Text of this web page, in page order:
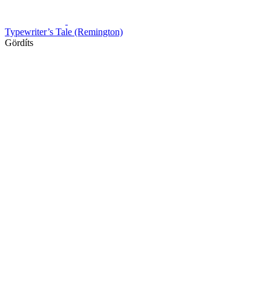
Typewriter’s Tale (Remington)
Gördíts